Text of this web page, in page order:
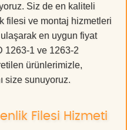
Siz de en kaliteli
filesi ve montaj hizmetleri
en uygun fiyat
1263-1 ve 1263-2
ürünlerimizle,
size sunuyoruz.
Filesi Hizmeti